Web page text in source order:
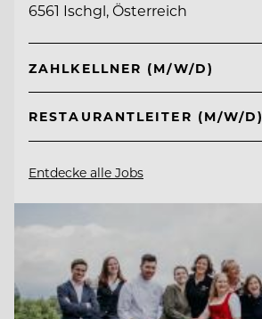
6561 Ischgl, Österreich
ZAHLKELLNER (M/W/D)
RESTAURANTLEITER (M/W/D)
Entdecke alle Jobs